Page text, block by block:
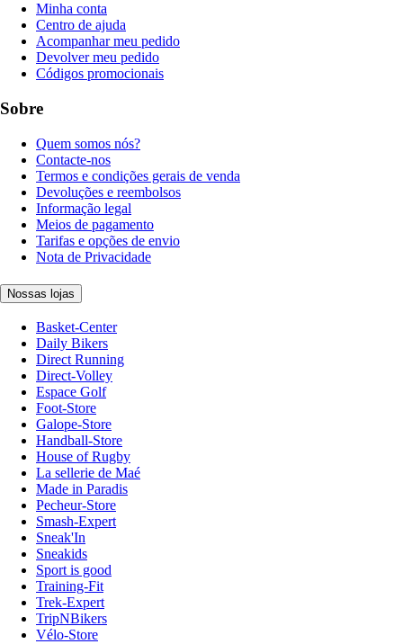
Minha conta
Centro de ajuda
Acompanhar meu pedido
Devolver meu pedido
Códigos promocionais
Sobre
Quem somos nós?
Contacte-nos
Termos e condições gerais de venda
Devoluções e reembolsos
Informação legal
Meios de pagamento
Tarifas e opções de envio
Nota de Privacidade
Nossas lojas
Basket-Center
Daily Bikers
Direct Running
Direct-Volley
Espace Golf
Foot-Store
Galope-Store
Handball-Store
House of Rugby
La sellerie de Maé
Made in Paradis
Pecheur-Store
Smash-Expert
Sneak'In
Sneakids
Sport is good
Training-Fit
Trek-Expert
TripNBikers
Vélo-Store